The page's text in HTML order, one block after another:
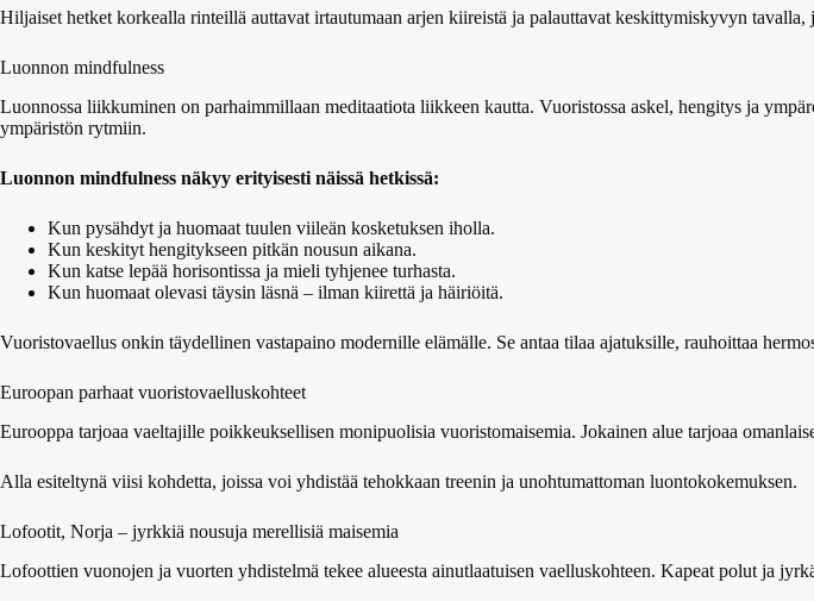
Hiljaiset hetket korkealla rinteillä auttavat irtautumaan arjen kiireistä ja palauttavat keskittymiskyvyn tavalla,
Luonnon mindfulness
Luonnossa liikkuminen on parhaimmillaan meditaatiota liikkeen kautta. Vuoristossa askel, hengitys ja
ympäristön rytmiin.
Luonnon mindfulness näkyy erityisesti näissä hetkissä:
Kun pysähdyt ja huomaat tuulen viileän kosketuksen iholla.
Kun keskityt hengitykseen pitkän nousun aikana.
Kun katse lepää horisontissa ja mieli tyhjenee turhasta.
Kun huomaat olevasi täysin läsnä – ilman kiirettä ja häiriöitä.
Vuoristovaellus onkin täydellinen vastapaino modernille elämälle. Se antaa tilaa ajatuksille, rauhoittaa
Euroopan parhaat vuoristovaelluskohteet
Eurooppa tarjoaa vaeltajille poikkeuksellisen monipuolisia vuoristomaisemia. Jokainen alue tarjoaa
Alla esiteltynä viisi kohdetta, joissa voi yhdistää tehokkaan treenin ja unohtumattoman luontokokemuksen.
Lofootit, Norja – jyrkkiä nousuja merellisiä maisemia
Lofoottien vuonojen ja vuorten yhdistelmä tekee alueesta ainutlaatuisen vaelluskohteen. Kapeat polut ja